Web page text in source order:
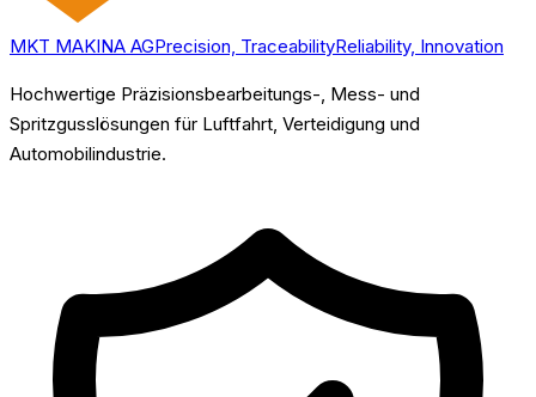
MKT MAKINA AGPrecision, TraceabilityReliability, Innovation
Hochwertige Präzisionsbearbeitungs-, Mess- und
Spritzgusslösungen für Luftfahrt, Verteidigung und
Automobilindustrie.